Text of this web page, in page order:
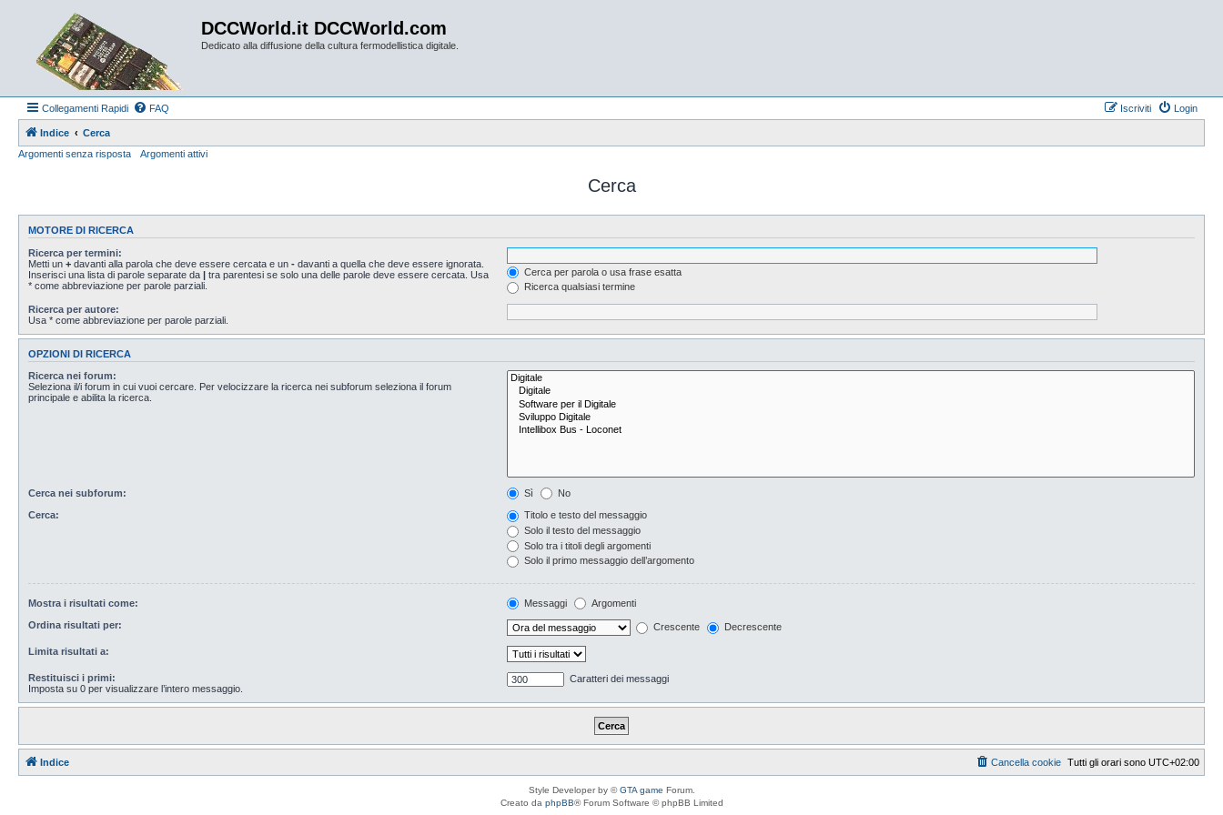
DCCWorld.it DCCWorld.com
Dedicato alla diffusione della cultura fermodellistica digitale.
Collegamenti Rapidi FAQ Login
Iscriviti
Indice
Cerca
Argomenti senza risposta
Argomenti attivi
Cerca
MOTORE DI RICERCA
Ricerca per termini:
Metti un + davanti alla parola che deve essere cercata e un - davanti a quella che deve essere ignorata.
Inserisci una lista di parole separate da | tra parentesi se solo una delle parole deve essere cercata. Usa
* come abbreviazione per parole parziali.
Cerca per parola o usa frase esatta
Ricerca qualsiasi termine
Ricerca per autore:
Usa * come abbreviazione per parole parziali.
OPZIONI DI RICERCA
Ricerca nei forum:
Seleziona il/i forum in cui vuoi cercare. Per velocizzare la ricerca nei subforum seleziona il forum
principale e abilita la ricerca.
Cerca nei subforum: Sì No
Cerca:
Titolo e testo del messaggio
Solo il testo del messaggio
Solo tra i titoli degli argomenti
Solo il primo messaggio dell’argomento
Mostra i risultati come: Messaggi Argomenti
Ordina risultati per: Crescente Decrescente
Limita risultati a:
Restituisci i primi:
Imposta su 0 per visualizzare l’intero messaggio.
Caratteri dei messaggi
Indice Tutti gli orari sono UTC+02:00
Cancella cookie
Style Developer by ©GTA game Forum.
Creato da phpBB® Forum Software © phpBB Limited